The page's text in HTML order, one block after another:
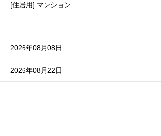
[住居用] マンション
2026年08月08日
2026年08月22日